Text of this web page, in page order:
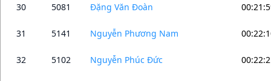
30 5081 Đặng Văn Đoàn
31 5141 Nguyễn Phương Nam
32 5102 Nguyễn Phúc Đức